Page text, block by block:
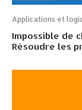
Applications et
Impossible de
Résoudre les